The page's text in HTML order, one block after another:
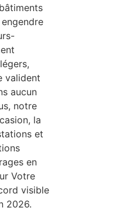
valident
aucun
notre
la
et
en
Votre
visible
2026.